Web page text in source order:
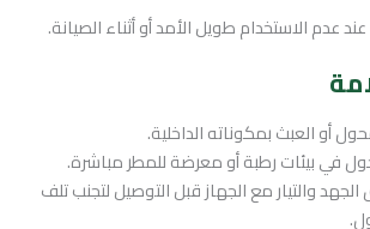
عدم الاستخدام طويل الأمد أو أثناء الصيانة.
أو العبث بمكوناته الداخلية.
في بيئات رطبة أو معرضة للمطر مباشرة.
والتيار مع الجهاز قبل التوصيل لتجنب تلف